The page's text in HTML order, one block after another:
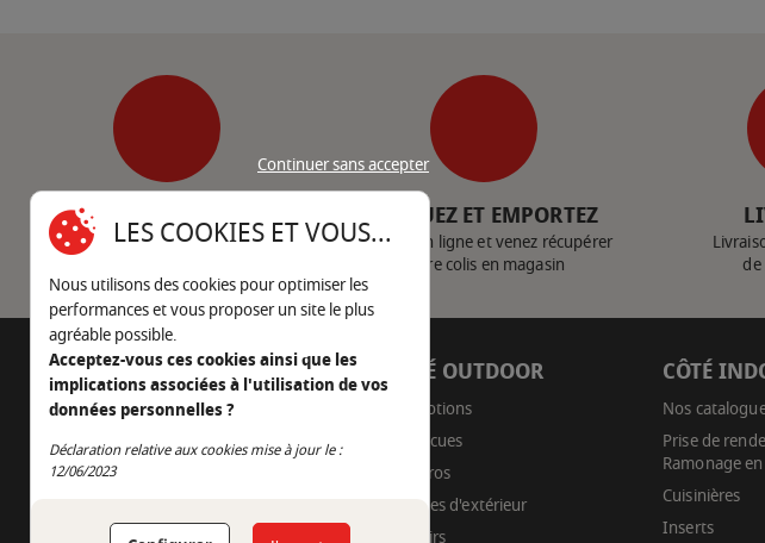
SERVICE CLIENT
Nous contacter
CLIQUEZ ET EMPORTEZ
Achetez en ligne et venez récupérer
votre colis en magasin
de
AUTOUR DU FEU
05 45 22 98 09
Nous envoyer un e-mail
CÔTÉ OUTDOOR
Promotions
Barbecues
Braseros
Cuisines d'extérieur
CÔTÉ
Nos
Prise de
Ramonage
Cuisinières
Inserts
Continuer sans accepter
LES COOKIES ET VOUS...
Nous utilisons des cookies pour optimiser les
performances et vous proposer un site le plus
agréable possible.
Acceptez-vous ces cookies ainsi que les
implications associées à l'utilisation de vos
données personnelles ?
Déclaration relative aux cookies mise à jour le :
12/06/2023